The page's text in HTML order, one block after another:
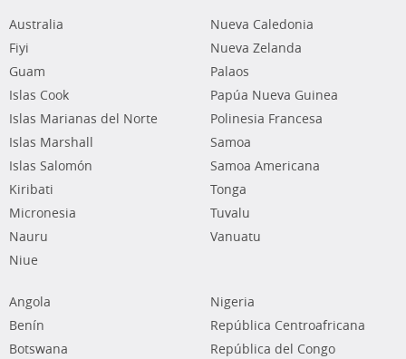
Australia
Fiyi
Guam
Islas Cook
Islas Marianas del Norte
Islas Marshall
Islas Salomón
Kiribati
Micronesia
Nauru
Niue
Nueva Caledonia
Nueva Zelanda
Palaos
Papúa Nueva Guinea
Polinesia Francesa
Samoa
Samoa Americana
Tonga
Tuvalu
Vanuatu
Angola
Benín
Botswana
Nigeria
República Centroafricana
República del Congo